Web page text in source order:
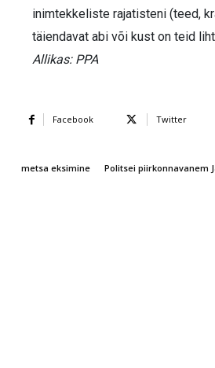
inimtekkeliste rajatisteni (teed,
täiendavat abi või kust on teid
Allikas: PPA
Facebook Twitter
metsa eksimine Politsei piirkonnavanem